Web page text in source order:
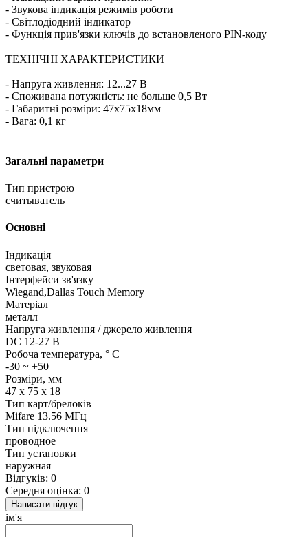
- Звукова індикація режимів роботи
- Світлодіодний індикатор
- Функція прив'язки ключів до встановленого PIN-коду
ТЕХНІЧНІ ХАРАКТЕРИСТИКИ
- Напруга живлення: 12...27 В
- Споживана потужність: не больше 0,5 Вт
- Габаритні розміри: 47х75х18мм
- Вага: 0,1 кг
Загальні параметри
Тип пристрою
считыватель
Основні
Індикація
световая, звуковая
Інтерфейси зв'язку
Wiegand,Dallas Touch Memory
Матеріал
металл
Напруга живлення / джерело живлення
DC 12-27 В
Робоча температура, ° C
-30 ~ +50
Розміри, мм
47 х 75 х 18
Тип карт/брелоків
Mifare 13.56 МГц
Тип підключення
проводное
Тип установки
наружная
Відгуків: 0
Середня оцінка: 0
Написати відгук
ім'я